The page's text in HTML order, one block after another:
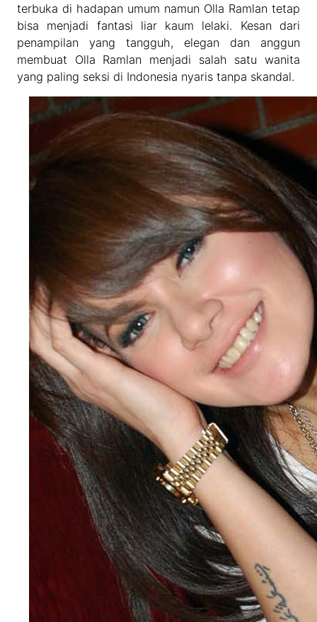
terbuka di hadapan umum namun Olla Ramlan tetap
bisa menjadi fantasi liar kaum lelaki. Kesan dari
penampilan yang tangguh, elegan dan anggun
membuat Olla Ramlan menjadi salah satu wanita
yang paling seksi di Indonesia nyaris tanpa skandal.